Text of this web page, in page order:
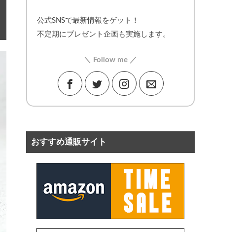
公式SNSで最新情報をゲット！
不定期にプレゼント企画も実施します。
＼ Follow me ／
おすすめ通販サイト